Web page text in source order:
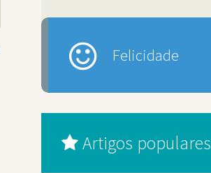
Felicidade
Artigos populares